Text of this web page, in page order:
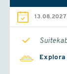
13.08.2027
Explora